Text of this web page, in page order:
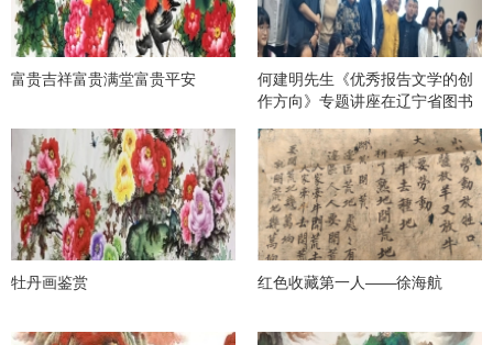
富贵吉祥富贵满堂富贵平安
何建明先生《优秀报告文学的创
作方向》专题讲座在辽宁省图书
牡丹画鉴赏 红色收藏第一人——徐海航